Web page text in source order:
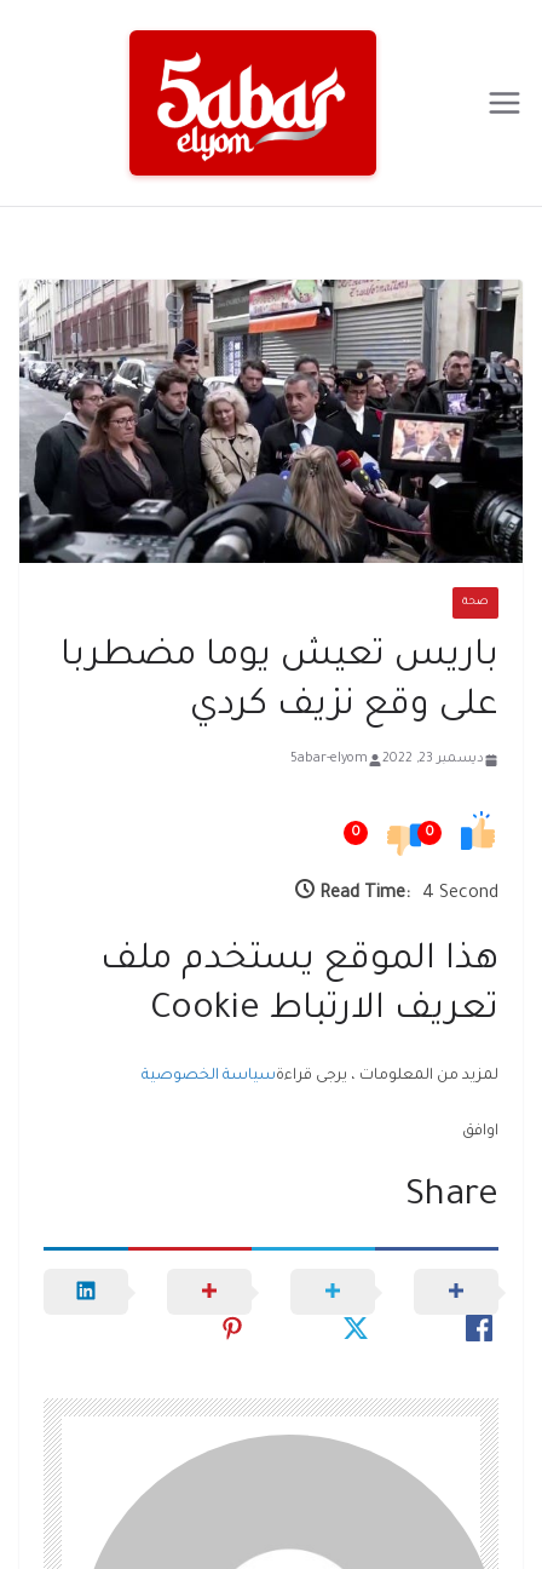
صحة
باريس تعيش يوما مضطربا
على وقع نزيف كردي
ديسمبر 23, 2022 5abar-elyom
0
0
Read Time: 4 Second
هذا الموقع يستخدم ملف
تعريف الارتباط Cookie
لمزيد من المعلومات ، يرجى قراءةسياسة الخصوصية
اوافق
Share